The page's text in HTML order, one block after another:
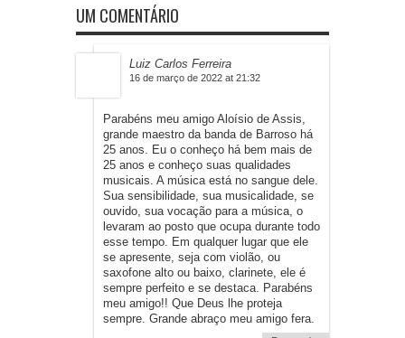
UM COMENTÁRIO
Luiz Carlos Ferreira
16 de março de 2022 at 21:32
Parabéns meu amigo Aloísio de Assis,
grande maestro da banda de Barroso há
25 anos. Eu o conheço há bem mais de
25 anos e conheço suas qualidades
musicais. A música está no sangue dele.
Sua sensibilidade, sua musicalidade, se
ouvido, sua vocação para a música, o
levaram ao posto que ocupa durante todo
esse tempo. Em qualquer lugar que ele
se apresente, seja com violão, ou
saxofone alto ou baixo, clarinete, ele é
sempre perfeito e se destaca. Parabéns
meu amigo!! Que Deus lhe proteja
sempre. Grande abraço meu amigo fera.